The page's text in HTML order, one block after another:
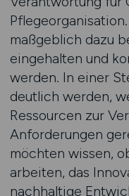
maßgeblich dazu
eingehalten und
werden. In einer
deutlich werden,
Ressourcen zur
Anforderungen
möchten wissen,
arbeiten, das
nachhaltige